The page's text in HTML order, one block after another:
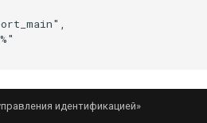
идентификацией»